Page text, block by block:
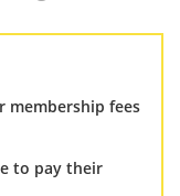
membership fees
to pay their